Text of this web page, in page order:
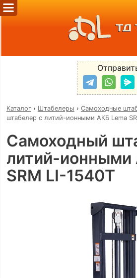
ТД
Каталог› Штабелеры › Самоходные
штабелер с литий-ионными АКБ Lema
Самоходный
литий-ионными
SRM LI-1540Т